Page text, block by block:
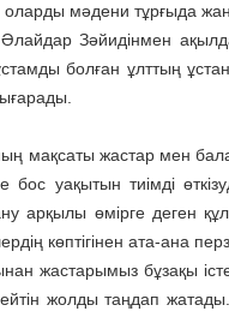
оларды мәдени тұрғыда
Әлайдар Зәйидінмен
болған ұлттың
мақсаты жастар мен
бос уақытын тиімді
арқылы өмірге деген
көптігінен ата-ана
жастарымыз бұза­қы
жолды таңдап